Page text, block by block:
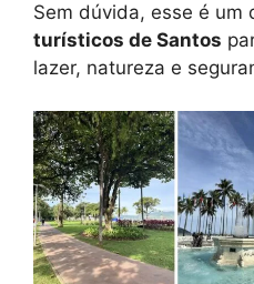
Sem dúvida, esse é um
turísticos de Santos
lazer, natureza e